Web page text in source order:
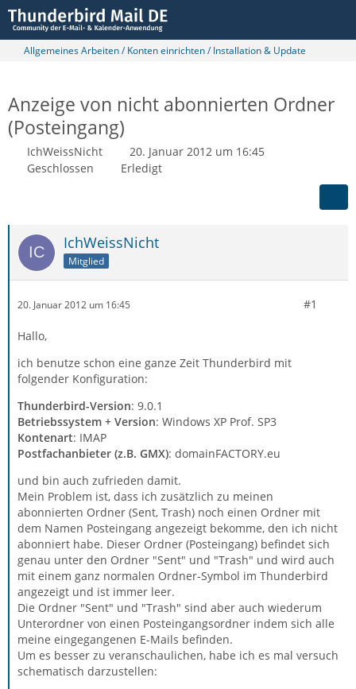
Allgemeines Arbeiten / Konten einrichten / Installation & Update
Anzeige von nicht abonnierten Ordner
(Posteingang)
IchWeissNicht
20. Januar 2012 um 16:45
Geschlossen
Erledigt
IchWeissNicht
Mitglied
20. Januar 2012 um 16:45 #1
Hallo,
ich benutze schon eine ganze Zeit Thunderbird mit
folgender Konfiguration:
Thunderbird-Version: 9.0.1
Betriebssystem + Version: Windows XP Prof. SP3
Kontenart: IMAP
Postfachanbieter (z.B. GMX): domainFACTORY.eu
und bin auch zufrieden damit.
Mein Problem ist, dass ich zusätzlich zu meinen
abonnierten Ordner (Sent, Trash) noch einen Ordner mit
dem Namen Posteingang angezeigt bekomme, den ich nicht
abonniert habe. Dieser Ordner (Posteingang) befindet sich
genau unter den Ordner "Sent" und "Trash" und wird auch
mit einem ganz normalen Ordner-Symbol im Thunderbird
angezeigt und ist immer leer.
Die Ordner "Sent" und "Trash" sind aber auch wiederum
Unterordner von einen Posteingangsordner indem sich alle
meine eingegangenen E-Mails befinden.
Um es besser zu veranschaulichen, habe ich es mal versuch
schematisch darzustellen: